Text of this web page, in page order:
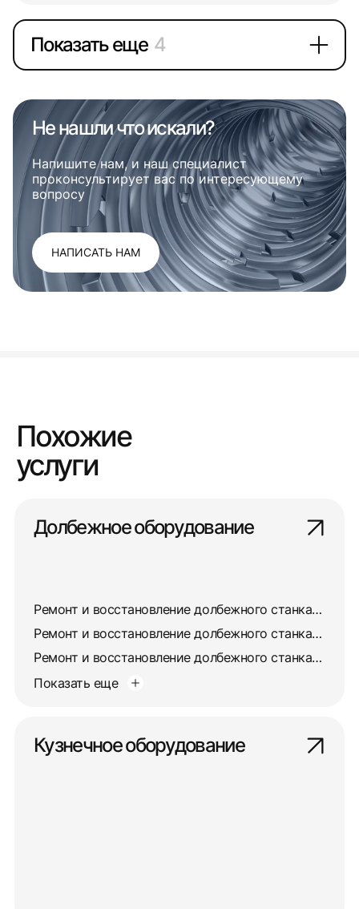
Показать еще 4
Не нашли что искали?
Напишите нам, и наш специалист
проконсультирует вас по интересующему
вопросу
НАПИСАТЬ НАМ
Похожие
услуги
Долбежное оборудование
Ремонт и восстановление долбежного станка 7403
Ремонт и восстановление долбежного станка 7405
Ремонт и восстановление долбежного станка 7417
Показать еще
Кузнечное оборудование